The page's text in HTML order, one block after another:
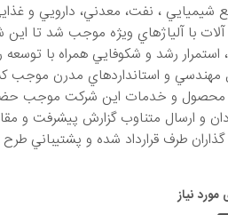
شيميايي ، نفت، معدني، دارويي و
با آلياژهاي ويژه موجب شد تا
رشد و شكوفايي همراه با توسعه
مهندسي و استانداردهاي مدرن
و خدمات اين شركت موجب حضور
و ارسال متناوب گزارش پيشرفت و
گذاران طرف قرارداد شده و پشتيباني
نیاز